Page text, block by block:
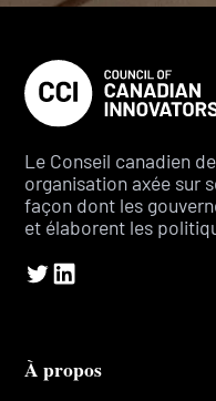
Le Conseil canadien
organisation axée sur
façon dont les
et élaborent les
À propos